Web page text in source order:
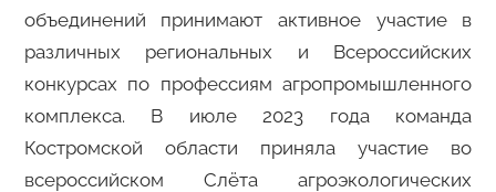
объединений принимают активное участие в
различных региональных и Всероссийских
конкурсах по профессиям агропромышленного
комплекса. В июле 2023 года команда
Костромской области приняла участие во
всероссийском Слёта агроэкологических